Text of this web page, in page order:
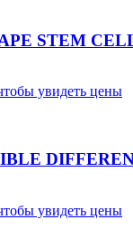
STEM
увидеть цены
увидеть цены